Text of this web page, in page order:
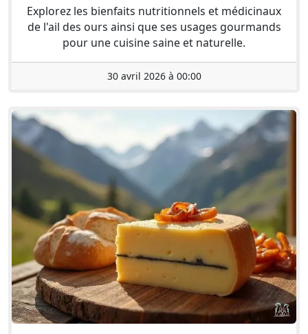
Explorez les bienfaits nutritionnels et médicinaux
de l'ail des ours ainsi que ses usages gourmands
pour une cuisine saine et naturelle.
30 avril 2026 à 00:00